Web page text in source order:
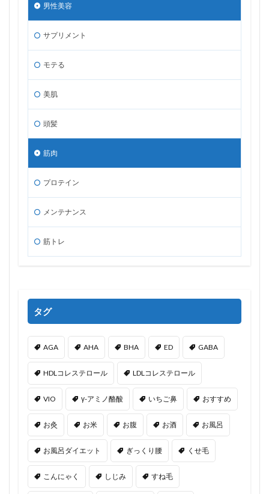
男性美容
サプリメント
モテる
美肌
頭髪
筋肉
プロテイン
メンテナンス
筋トレ
タグ
AGA AHA BHA ED GABA
HDLコレステロール LDLコレステロール
VIO γ-アミノ酪酸 いちご鼻 おすすめ
お灸 お米 お腹 お酒 お風呂
お風呂ダイエット ぎっくり腰 くせ毛
こんにゃく しじみ すね毛